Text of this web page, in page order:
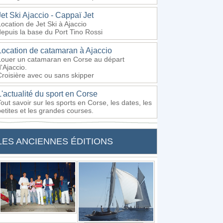
Ski Ajaccio - Cappaï Jet
de Jet Ski à Ajaccio
la base du Port Tino Rossi
de catamaran à Ajaccio
un catamaran en Corse au départ
avec ou sans skipper
du sport en Corse
savoir sur les sports en Corse, les dates, les
et les grandes courses.
ANCIENNES ÉDITIONS